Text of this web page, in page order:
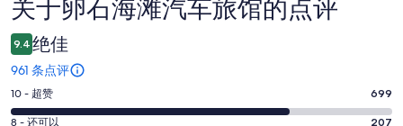
点
评
关于卵石海滩汽车旅馆的点评
9.4 绝佳
961 条点评
10
分
10 - 超赞 699
8 - 还可以 207